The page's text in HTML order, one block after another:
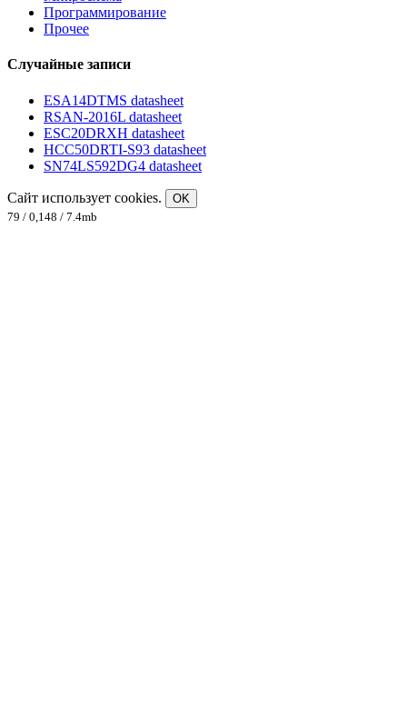
Программирование
Прочее
Случайные записи
ESA14DTMS datasheet
RSAN-2016L datasheet
ESC20DRXH datasheet
HCC50DRTI-S93 datasheet
SN74LS592DG4 datasheet
Сайт использует cookies.
OK
79 / 0,148 / 7.4mb